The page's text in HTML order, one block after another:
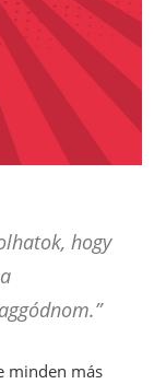
hogy
minden más